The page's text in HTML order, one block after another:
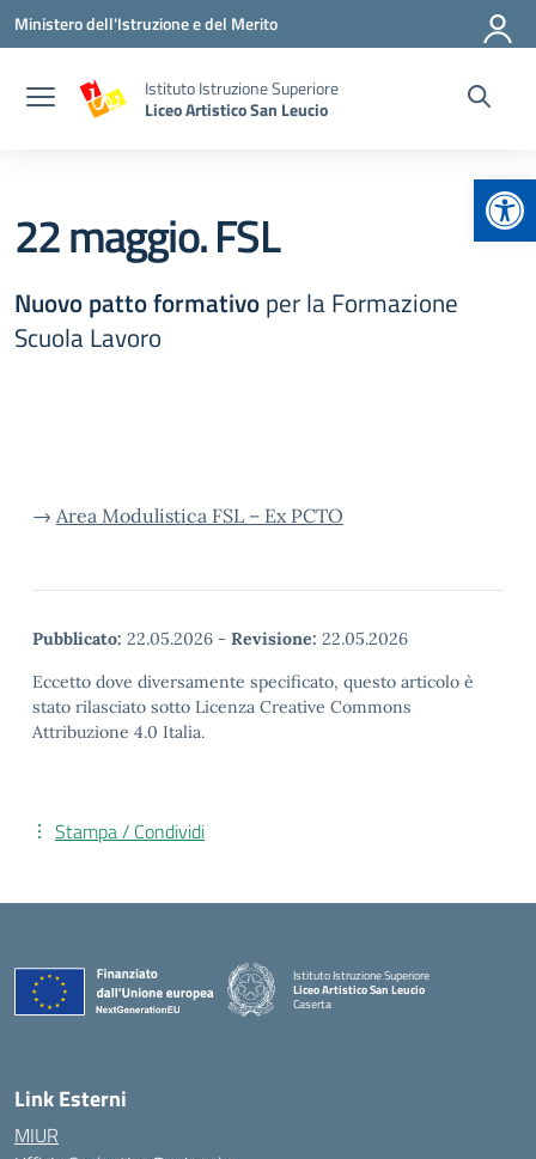
Vai ai contenuti
Vai al menu di navigazione
Vai al footer
Ministero dell'Istruzione e del Merito
Istituto Istruzione Superiore
Liceo Artistico San Leucio
22 maggio. FSL
Nuovo patto formativoper la Formazione
Scuola Lavoro
→ Area Modulistica FSL – Ex PCTO
Pubblicato: 22.05.2026 - Revisione: 22.05.2026
Eccetto dove diversamente specificato, questo articolo è
stato rilasciato sotto Licenza Creative Commons
Attribuzione 4.0 Italia.
Stampa / Condividi
Istituto Istruzione Superiore
Liceo Artistico San Leucio
Caserta
Link Esterni
MIUR